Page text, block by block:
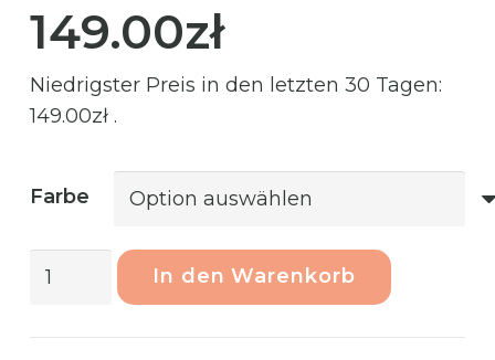
149.00zł
Niedrigster Preis in den letzten 30 Tagen:
149.00zł .
Farbe
Phoenix
In den Warenkorb